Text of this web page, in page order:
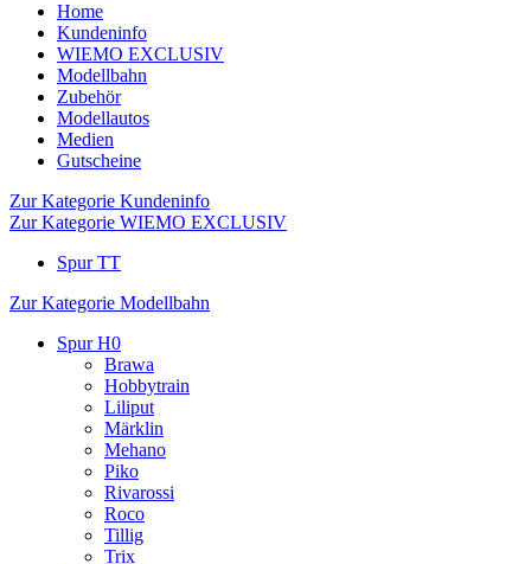
Home
Kundeninfo
WIEMO EXCLUSIV
Modellbahn
Zubehör
Modellautos
Medien
Gutscheine
Zur Kategorie Kundeninfo
Zur Kategorie WIEMO EXCLUSIV
Spur TT
Zur Kategorie Modellbahn
Spur H0
Brawa
Hobbytrain
Liliput
Märklin
Mehano
Piko
Rivarossi
Roco
Tillig
Trix